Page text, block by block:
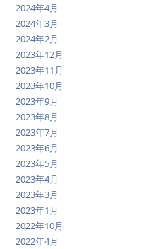
2024年4月
2024年3月
2024年2月
2023年12月
2023年11月
2023年10月
2023年9月
2023年8月
2023年7月
2023年6月
2023年5月
2023年4月
2023年3月
2023年1月
2022年10月
2022年4月